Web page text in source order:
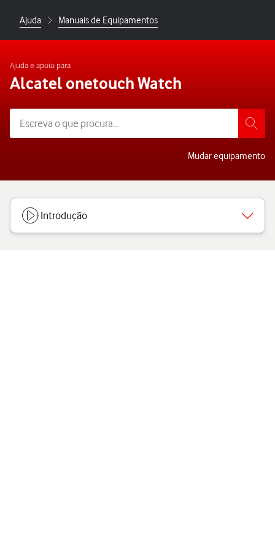
Ajuda Manuais de Equipamentos
Ajuda e apoio para
Alcatel onetouch Watch
Mudar equipamento
Introdução